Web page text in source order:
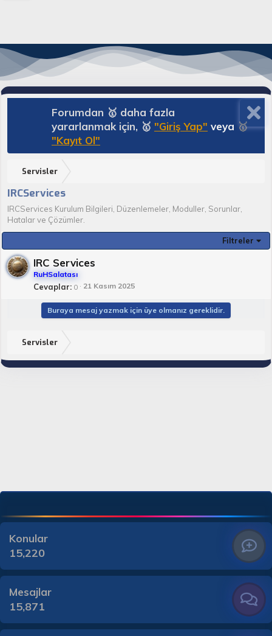
Forumdan 🥇 daha fazla
yararlanmak için, 🥇 "Giriş Yap" veya 🥇
"Kayıt Ol"
Servisler
IRCServices
IRCServices Kurulum Bilgileri, Düzenlemeler, Moduller, Sorunlar,
Hatalar ve Çözümler.
Filtreler
IRC Services
RuHSalatası
Cevaplar 0 21 Kasım 2025
Buraya mesaj yazmak için üye olmanız gereklidir.
Servisler
Konular
15,220
Mesajlar
15,871